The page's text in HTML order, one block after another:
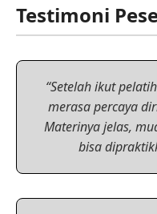
Testimoni
“Setelah ikut
merasa percaya
Materinya jelas,
bisa